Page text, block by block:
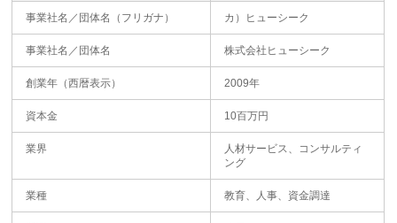
事業社名／団体名（フリガナ） カ）ヒューシーク
事業社名／団体名 株式会社ヒューシーク
創業年（西暦表示） 2009年
資本金 10百万円
業界
人材サービス、コンサルティ
ング
業種 教育、人事、資金調達